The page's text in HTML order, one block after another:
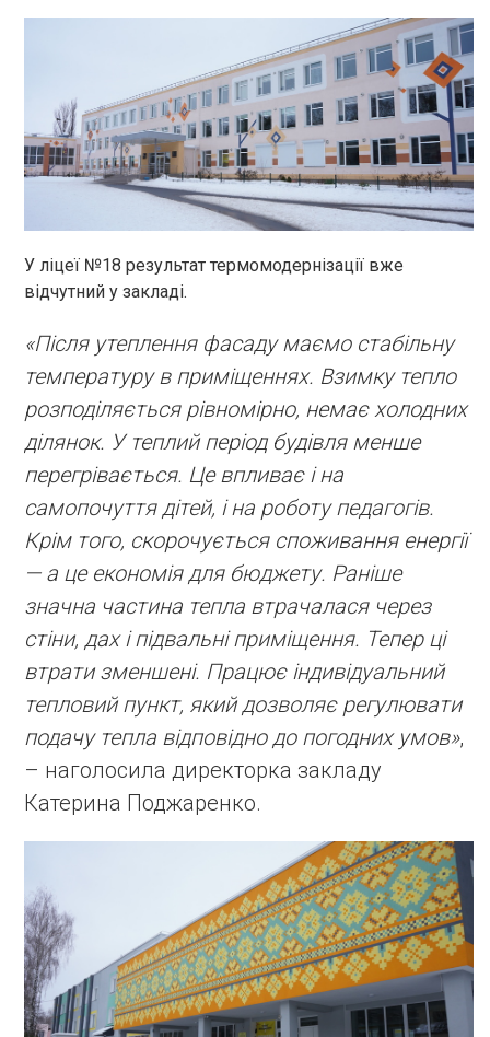
У ліцеї №18 результат термомодернізації вже
відчутний у закладі.
«Після утеплення фасаду маємо стабільну
температуру в приміщеннях. Взимку тепло
розподіляється рівномірно, немає холодних
ділянок. У теплий період будівля менше
перегрівається. Це впливає і на
самопочуття дітей, і на роботу педагогів.
Крім того, скорочується споживання енергії
— а це економія для бюджету. Раніше
значна частина тепла втрачалася через
стіни, дах і підвальні приміщення. Тепер ці
втрати зменшені. Працює індивідуальний
тепловий пункт, який дозволяє регулювати
подачу тепла відповідно до погодних умов»,
– наголосила директорка закладу
Катерина Поджаренко.